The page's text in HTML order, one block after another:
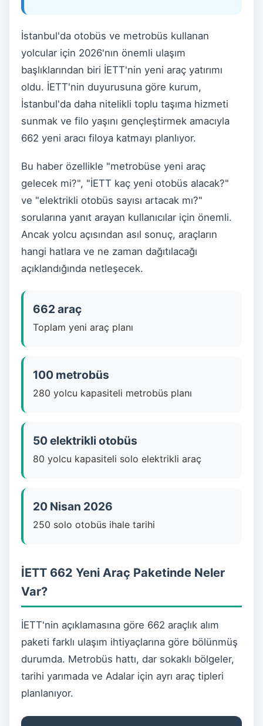
İstanbul'da otobüs ve metrobüs kullanan
yolcular için 2026'nın önemli ulaşım
başlıklarından biri İETT'nin yeni araç yatırımı
oldu. İETT'nin duyurusuna göre kurum,
İstanbul'da daha nitelikli toplu taşıma hizmeti
sunmak ve filo yaşını gençleştirmek amacıyla
662 yeni aracı filoya katmayı planlıyor.
Bu haber özellikle "metrobüse yeni araç
gelecek mi?", "İETT kaç yeni otobüs alacak?"
ve "elektrikli otobüs sayısı artacak mı?"
sorularına yanıt arayan kullanıcılar için önemli.
Ancak yolcu açısından asıl sonuç, araçların
hangi hatlara ve ne zaman dağıtılacağı
açıklandığında netleşecek.
662 araç
Toplam yeni araç planı
100 metrobüs
280 yolcu kapasiteli metrobüs planı
50 elektrikli otobüs
80 yolcu kapasiteli solo elektrikli araç
20 Nisan 2026
250 solo otobüs ihale tarihi
İETT 662 Yeni Araç Paketinde Neler
Var?
İETT'nin açıklamasına göre 662 araçlık alım
paketi farklı ulaşım ihtiyaçlarına göre bölünmüş
durumda. Metrobüs hattı, dar sokaklı bölgeler,
tarihi yarımada ve Adalar için ayrı araç tipleri
planlanıyor.